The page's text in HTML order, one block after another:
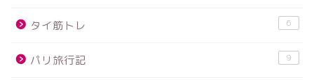
タイ筋トレ 6
パリ旅行記 9